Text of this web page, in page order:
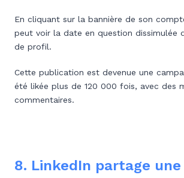
En cliquant sur la bannière de son
peut voir la date en question dissimulée
de profil.
Cette publication est devenue une
été likée plus de 120 000 fois, avec des
commentaires.
8. LinkedIn partage une